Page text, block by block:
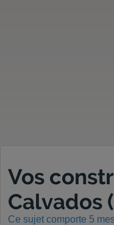
Vos
Calvados
Ce sujet comporte 5